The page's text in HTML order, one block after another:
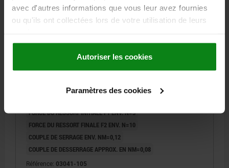
avec d'autres informations que vous leur avez fournies
ou qu'ils ont collectées lors de votre utilisation de leurs
Autoriser les cookies
Paramètres des cookies
FREIN-FILET D=M05 L=18, ACIER, BRUNI, COMP:TIGE
FILETÉE ACIER
LONGUEUR=18 FORCE DU RESSORT=LÉGER
FORCE DU RESSORT INITIALE F1 ENV. N=3
FORCE DU RESSORT FINALE F2 ENV. N=10
COUPLE DE SERRAGE ENV. NM=0,12
COUPLE DE DESSERRAGE APPROX. EN NM=0,08
Référence: 03041-105